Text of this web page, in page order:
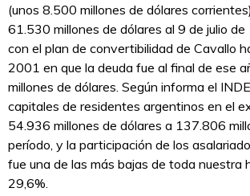
(unos 8.500 millones de dólares
61.530 millones de dólares al 9 de julio
con el plan de convertibilidad de Cavallo
2001 en que la deuda fue al final de ese
millones de dólares. Según informa el
capitales de residentes argentinos en el
54.936 millones de dólares a 137.806
período, y la participación de los
fue una de las más bajas de toda nuestra
29,6%.